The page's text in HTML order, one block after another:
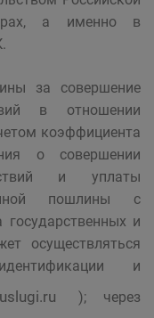
а именно в
за совершение
в отношении
коэффициента
о совершении
и уплаты
пошлины с
государственных и
осуществляться
и
); через